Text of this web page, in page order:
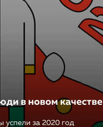
в новом качестве
успели за 2020 год